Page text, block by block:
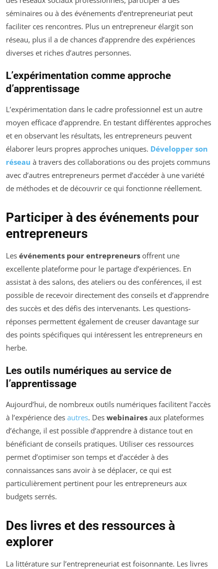
séminaires ou à des événements d’entrepreneuriat peut
faciliter ces rencontres. Plus un entrepreneur élargit son
réseau, plus il a de chances d’apprendre des expériences
diverses et riches d’autres personnes.
L’expérimentation comme approche
d’apprentissage
L’expérimentation dans le cadre professionnel est un autre
moyen efficace d’apprendre. En testant différentes approches
et en observant les résultats, les entrepreneurs peuvent
élaborer leurs propres approches uniques. Développer son
réseau à travers des collaborations ou des projets communs
avec d’autres entrepreneurs permet d’accéder à une variété
de méthodes et de découvrir ce qui fonctionne réellement.
Participer à des événements pour
entrepreneurs
Les événements pour entrepreneurs offrent une
excellente plateforme pour le partage d’expériences. En
assistat à des salons, des ateliers ou des conférences, il est
possible de recevoir directement des conseils et d’apprendre
des succès et des défis des intervenants. Les questions-
réponses permettent également de creuser davantage sur
des points spécifiques qui intéressent les entrepreneurs en
herbe.
Les outils numériques au service de
l’apprentissage
Aujourd’hui, de nombreux outils numériques facilitent l’accès
à l’expérience des autres. Des webinaires aux plateformes
d’échange, il est possible d’apprendre à distance tout en
bénéficiant de conseils pratiques. Utiliser ces ressources
permet d’optimiser son temps et d’accéder à des
connaissances sans avoir à se déplacer, ce qui est
particulièrement pertinent pour les entrepreneurs aux
budgets serrés.
Des livres et des ressources à
explorer
La littérature sur l’entrepreneuriat est foisonnante. Les livres